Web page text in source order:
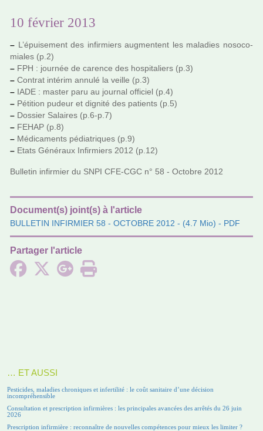
10 février 2013
– L’épuisement des infir­miers aug­men­tent les mala­dies noso­co­
mia­les (p.2)
– FPH : jour­née de carence des hos­pi­ta­liers (p.3)
– Contrat inté­rim annulé la veille (p.3)
– IADE : master paru au jour­nal offi­ciel (p.4)
– Pétition pudeur et dignité des patients (p.5)
– Dossier Salaires (p.6-p.7)
– FEHAP (p.8)
– Médicaments pédia­tri­ques (p.9)
– Etats Généraux Infirmiers 2012 (p.12)
Bulletin infir­mier du SNPI CFE-CGC n° 58 - Octobre 2012
Document(s) joint(s) à l'article
BULLETIN INFIRMIER 58 - OCTOBRE 2012 - (4.7 Mio) - PDF
Partager l'article
… ET AUSSI
Pesticides, maladies chroniques et infertilité : le coût sanitaire d’une décision
incompréhensible
Consultation et prescription infirmières : les principales avancées des arrêtés du 26 juin
2026
Prescription infirmière : reconnaître de nouvelles compétences pour mieux les limiter ?